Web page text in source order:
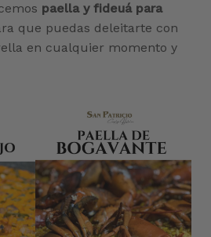
paella y fideuá para
que puedas deleitarte con
en cualquier momento y